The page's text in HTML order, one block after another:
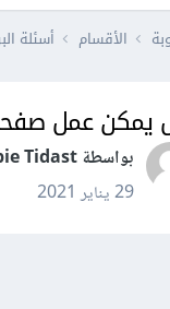
الأقسام أسئلة
يمكن عمل
بواسطة Rabie Tidast
29 يناير 2021